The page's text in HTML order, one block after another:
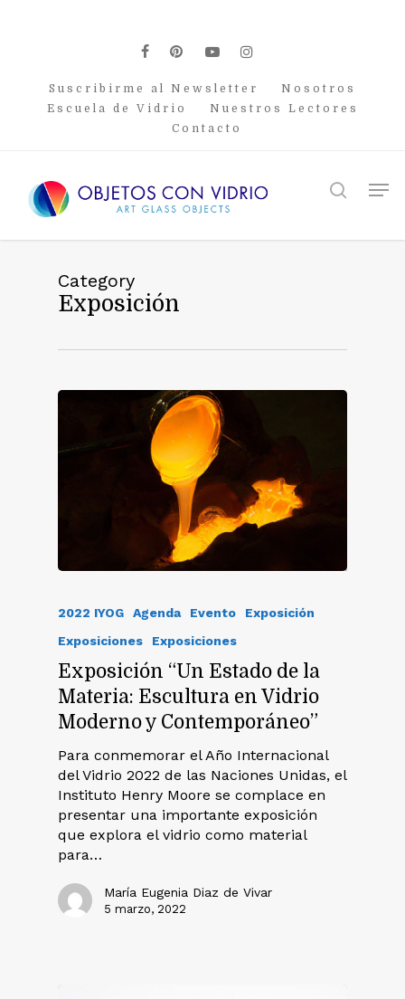
facebook
pinterest
youtubeinstagram
Suscribirme al Newsletter
Nosotros
Escuela de Vidrio
Nuestros Lectores
Contacto
search
Category
Exposición
2022 IYOG Agenda Evento
Exposición
Exposiciones
Exposiciones
Exposición “Un Estado de la
Materia: Escultura en Vidrio
Moderno y Contemporáneo”
Para conmemorar el Año Internacional
del Vidrio 2022 de las Naciones Unidas, el
Instituto Henry Moore se complace en
presentar una importante exposición
que explora el vidrio como material
para…
María Eugenia Diaz de Vivar
5 marzo, 2022